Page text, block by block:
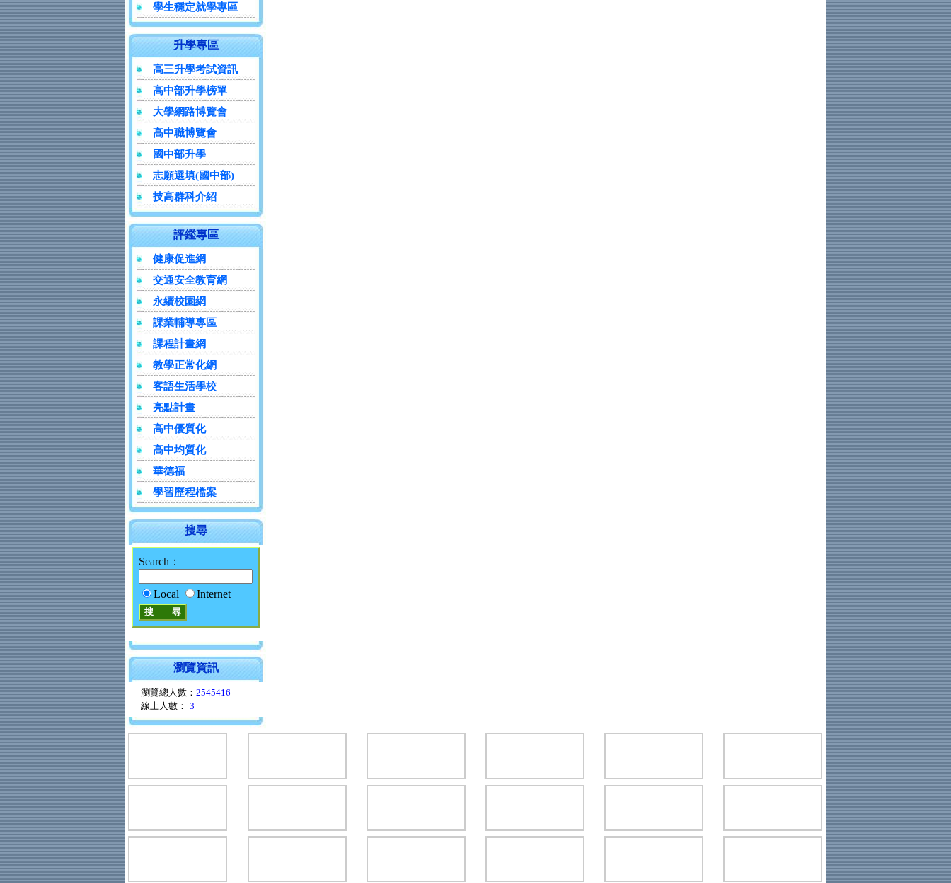
學生穩定就學專區
升學專區
高三升學考試資訊
高中部升學榜單
大學網路博覽會
高中職博覽會
國中部升學
志願選填(國中部)
技高群科介紹
評鑑專區
健康促進網
交通安全教育網
永續校園網
課業輔導專區
課程計畫網
教學正常化網
客語生活學校
亮點計畫
高中優質化
高中均質化
華德福
學習歷程檔案
搜尋
Search：
Local Internet
瀏覽資訊
瀏覽總人數： 2545416
線上人數： 3